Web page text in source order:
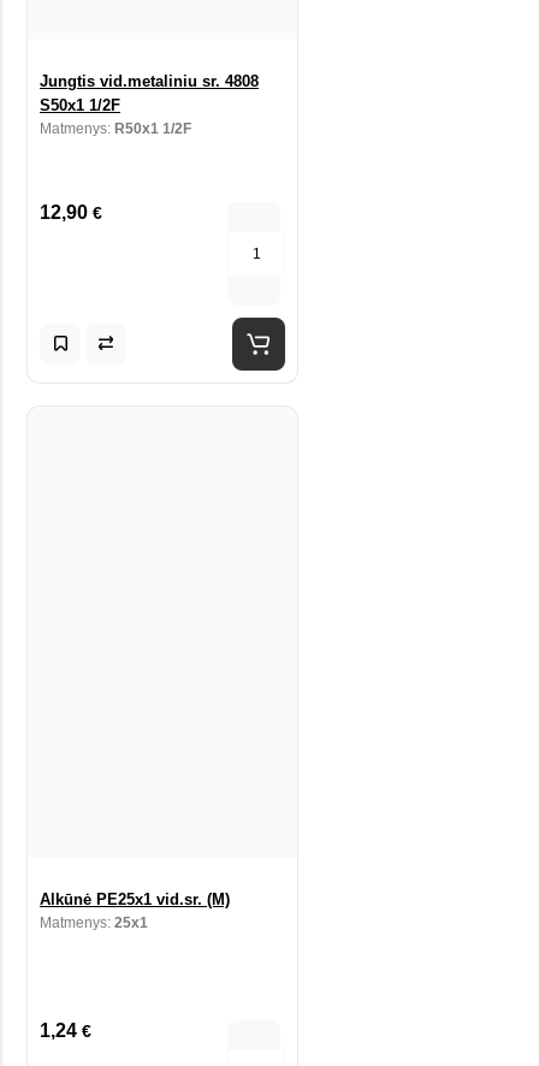
Jungtis vid.metaliniu sr. 4808
S50x1 1/2F
Matmenys: R50x1 1/2F
12,90 €
Alkūnė PE25x1 vid.sr. (M)
Matmenys: 25x1
1,24 €